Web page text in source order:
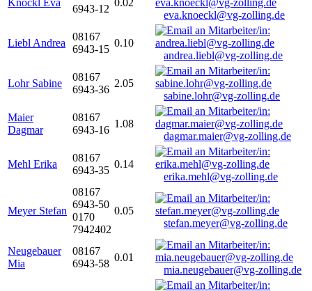
Knöckl Eva
6943-12
0.02
eva.knoeckl@vg-zolling.de
Liebl Andrea
08167
6943-15
0.10
andrea.liebl@vg-zolling.de
Lohr Sabine
08167
6943-36
2.05
sabine.lohr@vg-zolling.de
Maier
Dagmar
08167
6943-16
1.08
dagmar.maier@vg-zolling.de
Mehl Erika
08167
6943-35
0.14
erika.mehl@vg-zolling.de
Meyer Stefan
08167
6943-50
0170
7942402
0.05
stefan.meyer@vg-zolling.de
Neugebauer
Mia
08167
6943-58
0.01
mia.neugebauer@vg-zolling.de